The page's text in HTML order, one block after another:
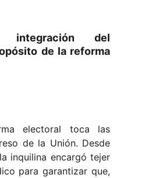
integración del
de la reforma
electoral toca las
de la Unión. Desde
inquilina encargó tejer
para garantizar que,